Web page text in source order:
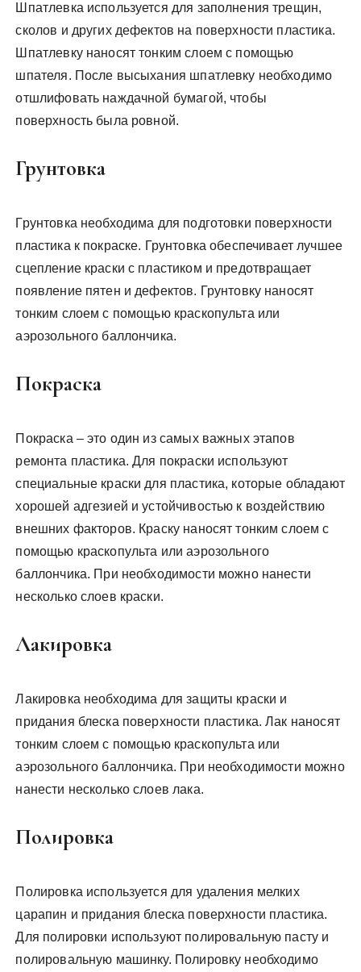
Шпатлевка используется для заполнения трещин,
сколов и других дефектов на поверхности пластика.
Шпатлевку наносят тонким слоем с помощью
шпателя. После высыхания шпатлевку необходимо
отшлифовать наждачной бумагой, чтобы
поверхность была ровной.
Грунтовка
Грунтовка необходима для подготовки поверхности
пластика к покраске. Грунтовка обеспечивает лучшее
сцепление краски с пластиком и предотвращает
появление пятен и дефектов. Грунтовку наносят
тонким слоем с помощью краскопульта или
аэрозольного баллончика.
Покраска
Покраска – это один из самых важных этапов
ремонта пластика. Для покраски используют
специальные краски для пластика, которые обладают
хорошей адгезией и устойчивостью к воздействию
внешних факторов. Краску наносят тонким слоем с
помощью краскопульта или аэрозольного
баллончика. При необходимости можно нанести
несколько слоев краски.
Лакировка
Лакировка необходима для защиты краски и
придания блеска поверхности пластика. Лак наносят
тонким слоем с помощью краскопульта или
аэрозольного баллончика. При необходимости можно
нанести несколько слоев лака.
Полировка
Полировка используется для удаления мелких
царапин и придания блеска поверхности пластика.
Для полировки используют полировальную пасту и
полировальную машинку. Полировку необходимо